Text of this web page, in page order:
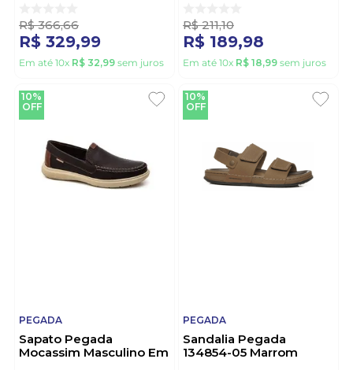
R$ 366,66
R$ 329,99
Em até 10x R$ 32,99 sem juros
R$ 211,10
R$ 189,98
Em até 10x R$ 18,99 sem juros
10%
OFF
PEGADA
Sapato Pegada
Mocassim Masculino Em
10%
OFF
PEGADA
Sandalia Pegada
134854-05 Marrom